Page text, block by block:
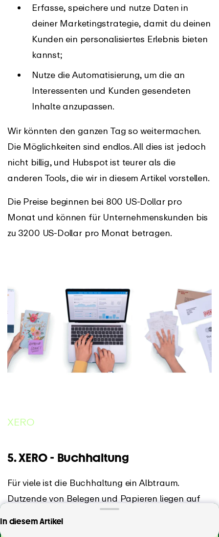
In diesem Artikel
Du suchst eine 100% mühelose Zeiterfassungs-
Erfasse, speichere und nutze Daten in
deiner Marketingstrategie, damit du deinen
Kunden ein personalisiertes Erlebnis bieten
kannst;
Nutze die Automatisierung, um die an
Interessenten und Kunden gesendeten
Inhalte anzupassen.
Wir könnten den ganzen Tag so weitermachen.
Die Möglichkeiten sind endlos. All dies ist jedoch
nicht billig, und Hubspot ist teurer als die
anderen Tools, die wir in diesem Artikel vorstellen.
Die Preise beginnen bei 800 US-Dollar pro
Monat und können für Unternehmenskunden bis
zu 3200 US-Dollar pro Monat betragen.
XERO
5. XERO - Buchhaltung
Für viele ist die Buchhaltung ein Albtraum.
Dutzende von Belegen und Papieren liegen auf